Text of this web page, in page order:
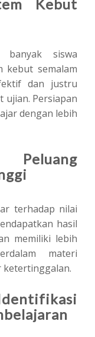
Kebut
siswa
kebut semalam
dan justru
ujian. Persiapan
dengan lebih
Peluang
terhadap nilai
hasil
memiliki lebih
materi
ketertinggalan.